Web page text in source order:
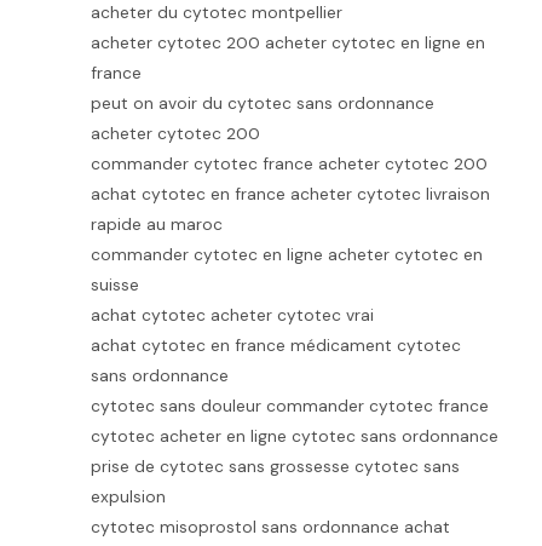
acheter du cytotec montpellier
acheter cytotec 200 acheter cytotec en ligne en
france
peut on avoir du cytotec sans ordonnance
acheter cytotec 200
commander cytotec france acheter cytotec 200
achat cytotec en france acheter cytotec livraison
rapide au maroc
commander cytotec en ligne acheter cytotec en
suisse
achat cytotec acheter cytotec vrai
achat cytotec en france médicament cytotec
sans ordonnance
cytotec sans douleur commander cytotec france
cytotec acheter en ligne cytotec sans ordonnance
prise de cytotec sans grossesse cytotec sans
expulsion
cytotec misoprostol sans ordonnance achat